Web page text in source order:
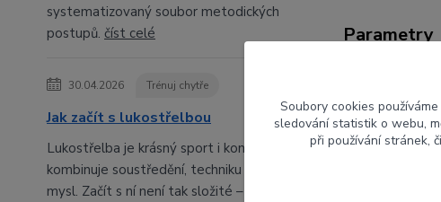
systematizovaný soubor metodických
postupů. číst celé
30.04.2026 Trénuj chytře
Jak začít s lukostřelbou
Lukostřelba je krásný sport i koníček, který
kombinuje soustředění, techniku a klidnou
mysl. Začít s ní není tak složité – stačí
Parametry
Síla
Soubory cookies
sledování statistik o webu,
při používání stránek,